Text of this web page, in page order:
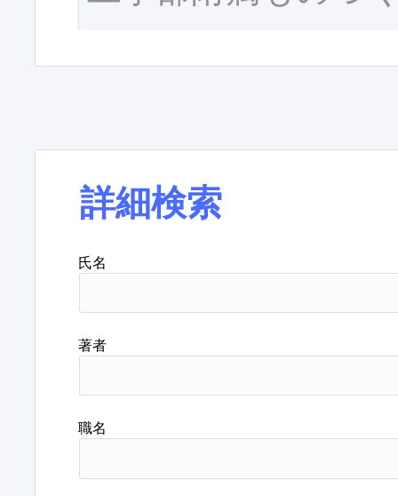
詳細検索
氏名
著者
職名